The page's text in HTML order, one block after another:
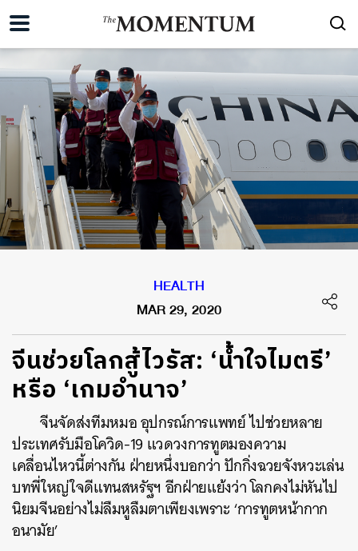
HEALTH
MAR 29, 2020
จีนช่วยโลกสู้ไวรัส: ‘น้ำใจไมตรี’
หรือ ‘เกมอำนาจ’
จีนจัดส่งทีมหมอ อุปกรณ์การแพทย์ ไปช่วยหลาย
ประเทศรับมือโควิด-19 แวดวงการทูตมองความ
เคลื่อนไหวนี้ต่างกัน ฝ่ายหนึ่งบอกว่า ปักกิ่งฉวยจังหวะเล่น
บทพี่ใหญ่ใจดีแทนสหรัฐฯ อีกฝ่ายแย้งว่า โลกคงไม่หันไป
นิยมจีนอย่างไม่ลืมหูลืมตาเพียงเพราะ ‘การทูตหน้ากาก
อนามัย’